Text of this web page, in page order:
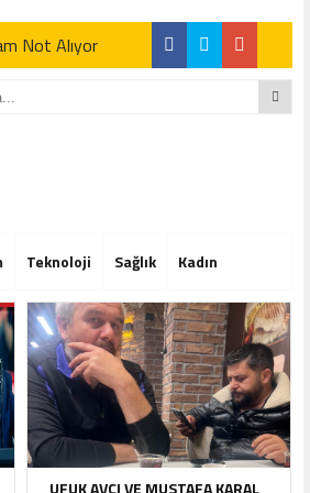
Not Alıyor
Not Alıyor
Teknoloji Sağlık Kadın
UFUK AVCI VE MUSTAFA KARAL